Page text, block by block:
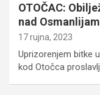
OTOČAC:
nad
17 rujna, 2023
Uprizorenjem bitke
kod Otočca